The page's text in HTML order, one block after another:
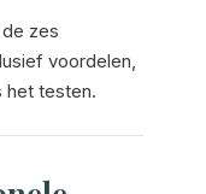
zes
voordelen,
het testen.